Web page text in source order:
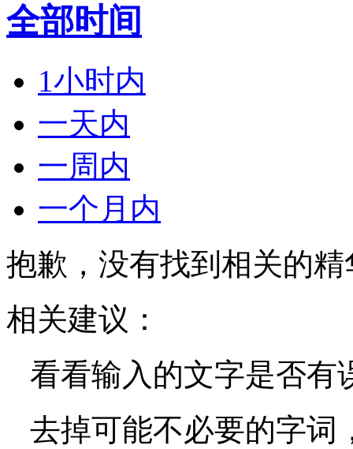
全部时间
1小时内
一天内
一周内
一个月内
抱歉，没有找到相关的精
相关建议：
看看输入的文字是否有
去掉可能不必要的字词